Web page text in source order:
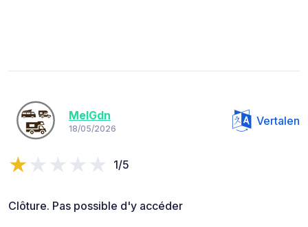
MelGdn
18/05/2026
Vertalen
1/5
Clôture. Pas possible d'y accéder